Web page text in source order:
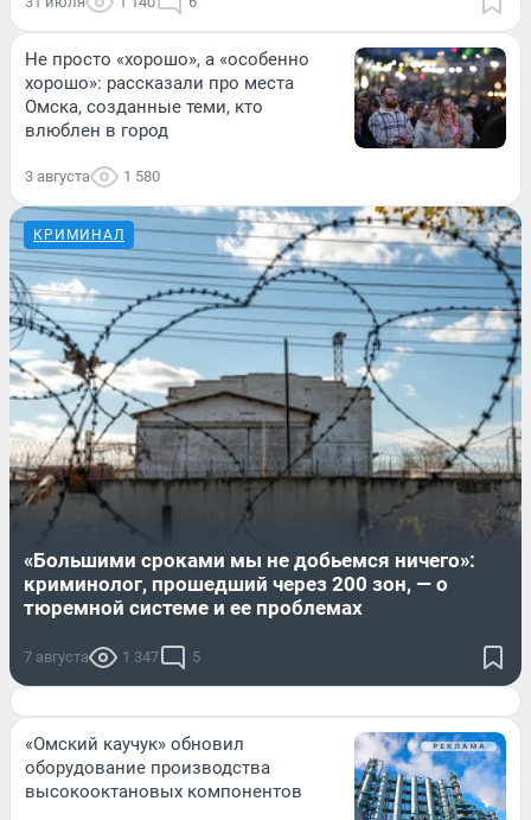
Не просто «хорошо», а «особенно
хорошо»: рассказали про места
Омска, созданные теми, кто
влюблен в город
3 августа 1 580
КРИМИНАЛ
«Большими сроками мы не добьемся ничего»:
криминолог, прошедший через 200 зон, — о
тюремной системе и ее проблемах
7 августа 1 347 5
«Омский каучук» обновил
оборудование производства
высокооктановых компонентов